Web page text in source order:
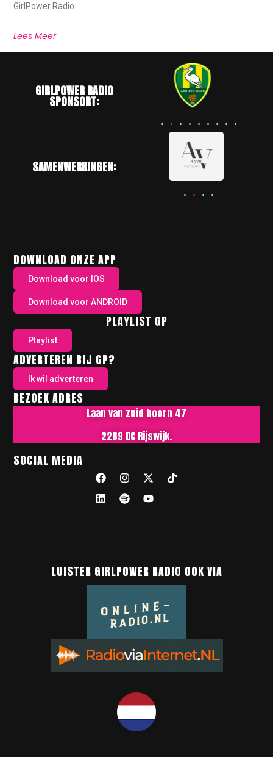
GirlPower Radio.
Lees Meer
GIRLPOWER RADIO
SPONSORT:
SAMENWERKINGEN:
DOWNLOAD ONZE APP
Download voor IOS
Download voor ANDROID
PLAYLIST GP
Playlist
ADVERTEREN BIJ GP?
Ik wil adverteren
BEZOEK ADRES
Laan van zuid hoorn 47
2289 DC Rijswijk.
SOCIAL MEDIA
LUISTER GIRLPOWER RADIO OOK VIA